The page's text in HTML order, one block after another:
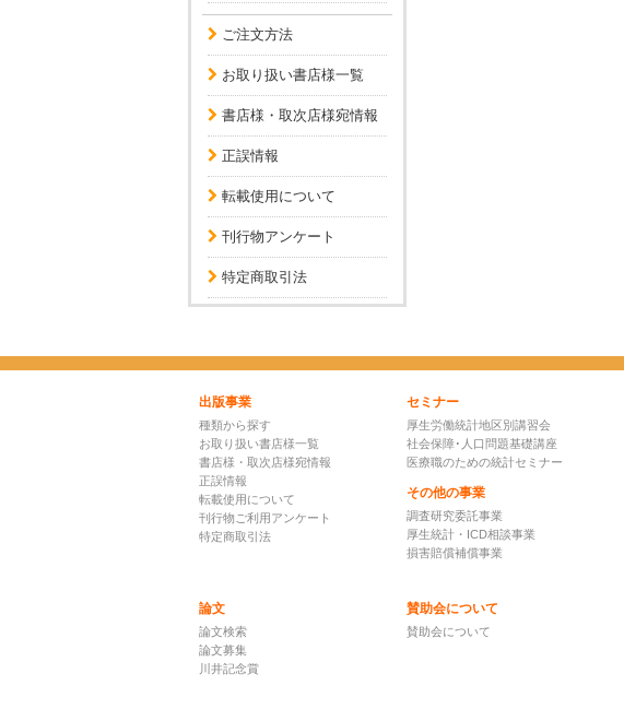
ご注文方法
お取り扱い書店様一覧
書店様・取次店様宛情報
正誤情報
転載使用について
刊行物アンケート
特定商取引法
出版事業
種類から探す
お取り扱い書店様一覧
書店様・取次店様宛情報
正誤情報
転載使用について
刊行物ご利用アンケート
特定商取引法
セミナー
厚生労働統計地区別講習会
社会保障･人口問題基礎講座
医療職のための統計セミナー
その他の事業
調査研究委託事業
厚生統計・ICD相談事業
損害賠償補償事業
論文
論文検索
論文募集
川井記念賞
賛助会について
賛助会について